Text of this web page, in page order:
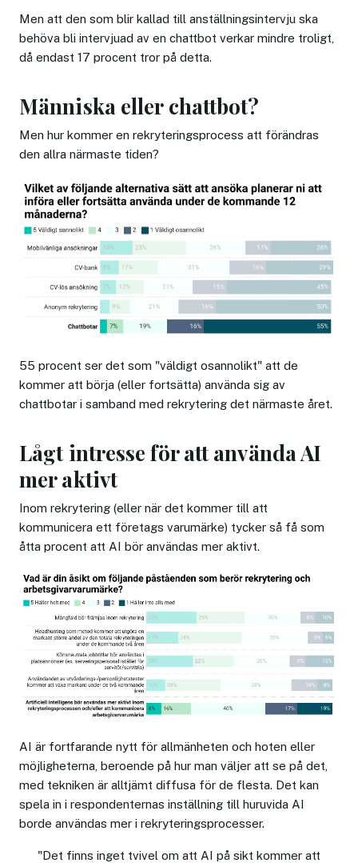
Men att den som blir kallad till anställningsintervju ska
behöva bli intervjuad av en chattbot verkar mindre troligt,
då endast 17 procent tror på detta.
Människa eller chattbot?
Men hur kommer en rekryteringsprocess att förändras
den allra närmaste tiden?
55 procent ser det som "väldigt osannolikt" att de
kommer att börja (eller fortsätta) använda sig av
chattbotar i samband med rekrytering det närmaste året.
Lågt intresse för att använda AI
mer aktivt
Inom rekrytering (eller när det kommer till att
kommunicera ett företags varumärke) tycker så få som
åtta procent att AI bör användas mer aktivt.
AI är fortfarande nytt för allmänheten och hoten eller
möjligheterna, beroende på hur man väljer att se på det,
med tekniken är alltjämt diffusa för de flesta. Det kan
spela in i respondenternas inställning till huruvida AI
borde användas mer i rekryteringsprocesser.
"Det finns inget tvivel om att AI på sikt kommer att